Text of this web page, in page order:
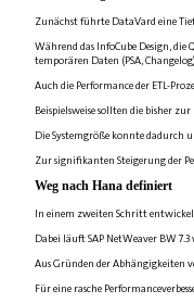
Zunächst führte DataVard eine
Während das InfoCube Design,
temporären Daten (PSA,
Auch die Performance der ETL-
Beispielsweise sollten die bisher
Die Systemgröße konnte dadurch
Zur signifikanten Steigerung der
Weg nach Hana definiert
In einem zweiten Schritt
Dabei läuft SAP NetWeaver BW
Aus Gründen der Abhängigkeiten
Für eine rasche